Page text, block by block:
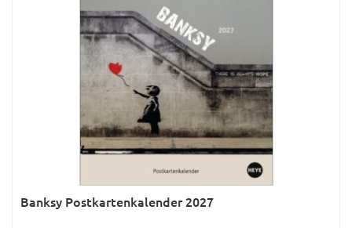
Banksy Postkartenkalender 2027